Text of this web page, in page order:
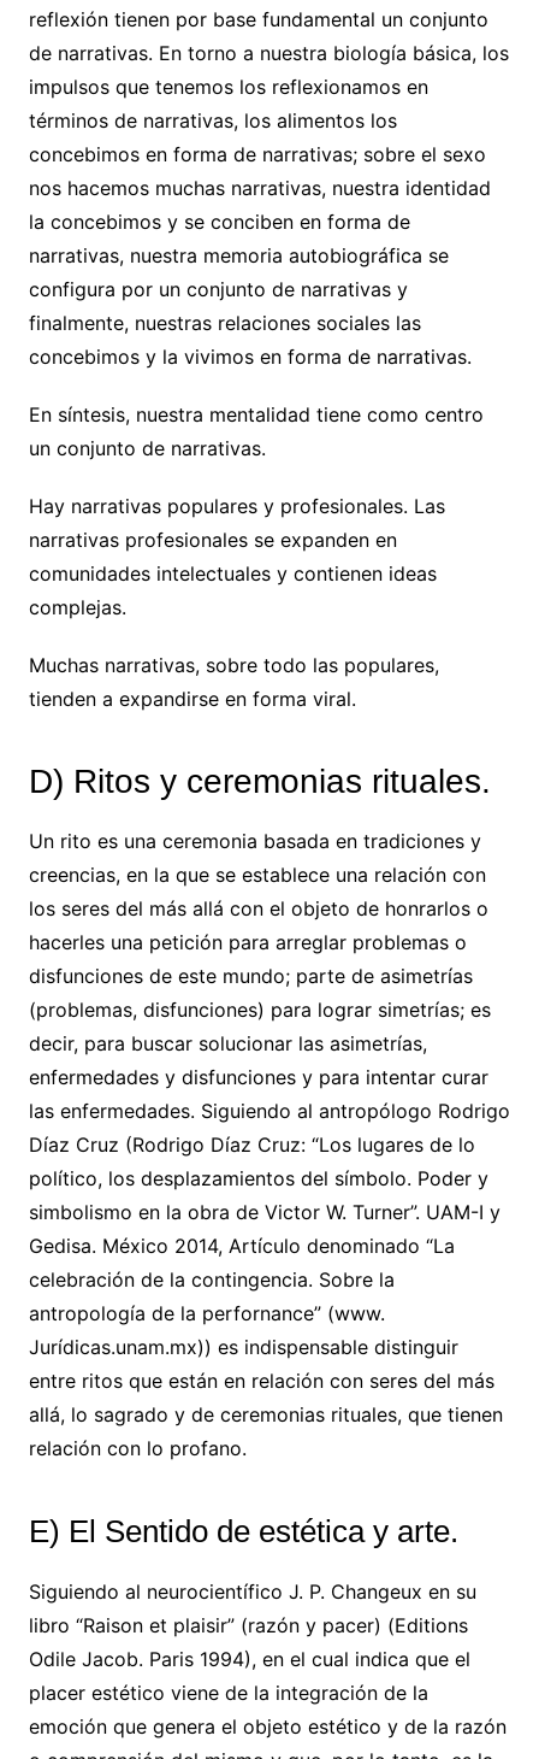
reflexión tienen por base fundamental un conjunto
de narrativas. En torno a nuestra biología básica, los
impulsos que tenemos los reflexionamos en
términos de narrativas, los alimentos los
concebimos en forma de narrativas; sobre el sexo
nos hacemos muchas narrativas, nuestra identidad
la concebimos y se conciben en forma de
narrativas, nuestra memoria autobiográfica se
configura por un conjunto de narrativas y
finalmente, nuestras relaciones sociales las
concebimos y la vivimos en forma de narrativas.
En síntesis, nuestra mentalidad tiene como centro
un conjunto de narrativas.
Hay narrativas populares y profesionales. Las
narrativas profesionales se expanden en
comunidades intelectuales y contienen ideas
complejas.
Muchas narrativas, sobre todo las populares,
tienden a expandirse en forma viral.
D) Ritos y ceremonias rituales.
Un rito es una ceremonia basada en tradiciones y
creencias, en la que se establece una relación con
los seres del más allá con el objeto de honrarlos o
hacerles una petición para arreglar problemas o
disfunciones de este mundo; parte de asimetrías
(problemas, disfunciones) para lograr simetrías; es
decir, para buscar solucionar las asimetrías,
enfermedades y disfunciones y para intentar curar
las enfermedades. Siguiendo al antropólogo Rodrigo
Díaz Cruz (Rodrigo Díaz Cruz: “Los lugares de lo
político, los desplazamientos del símbolo. Poder y
simbolismo en la obra de Victor W. Turner”. UAM-I y
Gedisa. México 2014, Artículo denominado “La
celebración de la contingencia. Sobre la
antropología de la perfornance” (www.
Jurídicas.unam.mx)) es indispensable distinguir
entre ritos que están en relación con seres del más
allá, lo sagrado y de ceremonias rituales, que tienen
relación con lo profano.
E) El Sentido de estética y arte.
Siguiendo al neurocientífico J. P. Changeux en su
libro “Raison et plaisir” (razón y pacer) (Editions
Odile Jacob. Paris 1994), en el cual indica que el
placer estético viene de la integración de la
emoción que genera el objeto estético y de la razón